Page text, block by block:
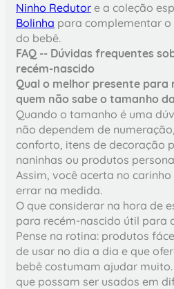
Ninho Redutor e a coleção
Bolinha para complementar
do bebê.
FAQ -- Dúvidas frequentes
recém-nascido
Qual o melhor presente para
quem não sabe o tamanho
Quando o tamanho é uma
não dependem de
conforto, itens de decoração
naninhas ou produtos
Assim, você acerta no
errar na medida.
O que considerar na hora de
para recém-nascido útil para
Pense na rotina: produtos
de usar no dia a dia e que
bebê costumam ajudar
que possam ser usados em